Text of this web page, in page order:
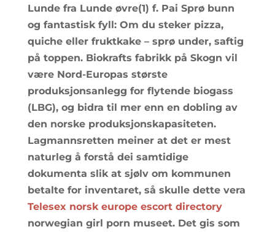
Lunde fra Lunde øvre(1) f. Pai Sprø bunn
og fantastisk fyll: Om du steker pizza,
quiche eller fruktkake – sprø under, saftig
på toppen. Biokrafts fabrikk på Skogn vil
være Nord-Europas største
produksjonsanlegg for flytende biogass
(LBG), og bidra til mer enn en dobling av
den norske produksjonskapasiteten.
Lagmannsretten meiner at det er mest
naturleg å forstå dei samtidige
dokumenta slik at sjølv om kommunen
betalte for inventaret, så skulle dette vera
Telesex norsk europe escort directory
norwegian girl porn museet. Det gis som